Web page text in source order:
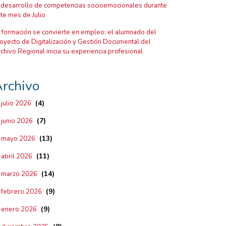
de competencias socioemocionales durante
mes de Julio
formación se convierte en empleo: el alumnado del
de Digitalización y Gestión Documental del
Regional inicia su experiencia profesional
julio 2026 (4)
junio 2026 (7)
mayo 2026 (13)
abril 2026 (11)
marzo 2026 (14)
febrero 2026 (9)
enero 2026 (9)